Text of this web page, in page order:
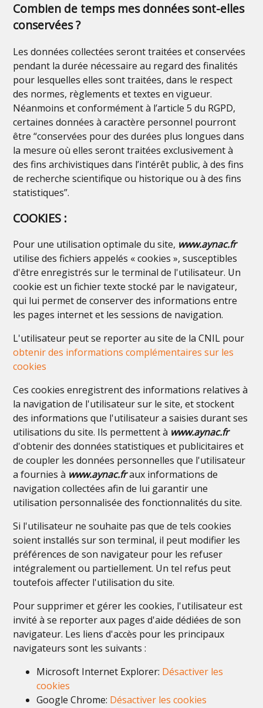
Combien de temps mes données sont-elles
conservées ?
Les données collectées seront traitées et conservées
pendant la durée nécessaire au regard des finalités
pour lesquelles elles sont traitées, dans le respect
des normes, règlements et textes en vigueur.
Néanmoins et conformément à l’article 5 du RGPD,
certaines données à caractère personnel pourront
être “conservées pour des durées plus longues dans
la mesure où elles seront traitées exclusivement à
des fins archivistiques dans l’intérêt public, à des fins
de recherche scientifique ou historique ou à des fins
statistiques”.
COOKIES :
Pour une utilisation optimale du site, www.aynac.fr
utilise des fichiers appelés « cookies », susceptibles
d'être enregistrés sur le terminal de l'utilisateur. Un
cookie est un fichier texte stocké par le navigateur,
qui lui permet de conserver des informations entre
les pages internet et les sessions de navigation.
L'utilisateur peut se reporter au site de la CNIL pour
obtenir des informations complémentaires sur les
cookies
Ces cookies enregistrent des informations relatives à
la navigation de l'utilisateur sur le site, et stockent
des informations que l'utilisateur a saisies durant ses
utilisations du site. Ils permettent à www.aynac.fr
d'obtenir des données statistiques et publicitaires et
de coupler les données personnelles que l'utilisateur
a fournies à www.aynac.fraux informations de
navigation collectées afin de lui garantir une
utilisation personnalisée des fonctionnalités du site.
Si l'utilisateur ne souhaite pas que de tels cookies
soient installés sur son terminal, il peut modifier les
préférences de son navigateur pour les refuser
intégralement ou partiellement. Un tel refus peut
toutefois affecter l'utilisation du site.
Pour supprimer et gérer les cookies, l'utilisateur est
invité à se reporter aux pages d'aide dédiées de son
navigateur. Les liens d'accès pour les principaux
navigateurs sont les suivants :
Microsoft Internet Explorer: Désactiver les
cookies
Google Chrome: Désactiver les cookies